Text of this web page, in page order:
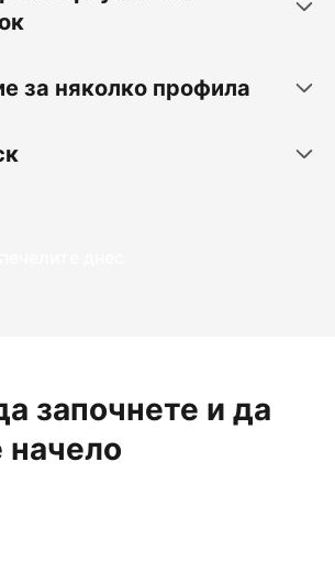
за няколко профила
днес
започнете и да
начело